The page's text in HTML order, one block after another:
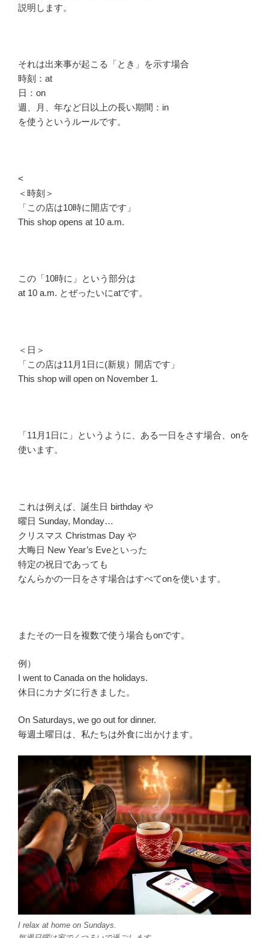
説明します。
それは出来事が起こる「とき」を示す場合
時刻：at
日：on
週、月、年など日以上の長い期間：in
を使うというルールです。
<
＜時刻＞
「この店は10時に開店です」
This shop opens at 10 a.m.
この「10時に」という部分は
at 10 a.m. とぜったいにatです。
＜日＞
「この店は11月1日に(新規）開店です」
This shop will open on November 1.
「11月1日に」というように、ある一日をさす場合、onを
使います。
これは例えば、誕生日 birthday や
曜日 Sunday, Monday…
クリスマス Christmas Day や
大晦日 New Year’s Eveといった
特定の祝日であっても
なんらかの一日をさす場合はすべてonを使います。
またその一日を複数で使う場合もonです。
例）
I went to Canada on the holidays.
休日にカナダに行きました。
On Saturdays, we go out for dinner.
毎週土曜日は、私たちは外食に出かけます。
I relax at home on Sundays.